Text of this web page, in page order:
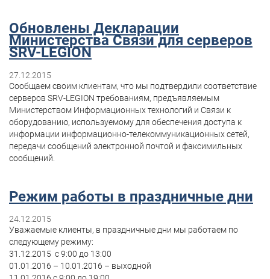
Обновлены Декларации
Министерства Связи для серверов
SRV-LEGION
27.12.2015
Сообщаем своим клиентам, что мы подтвердили соответствие
серверов SRV-LEGION требованиям, предъявляемым
Министерством Информационных технологий и Связи к
оборудованию, используемому для обеспечения доступа к
информации информационно-телекоммуникационных сетей,
передачи сообщений электронной почтой и факсимильных
сообщений.
Режим работы в праздничные дни
24.12.2015
Уважаемые клиенты, в праздничные дни мы работаем по
следующему режиму:
31.12.2015 с 9:00 до 13:00
01.01.2016 – 10.01.2016 – выходной